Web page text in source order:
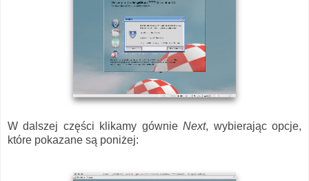
W dalszej części klikamy gównieNext, wybierając opcje,
które pokazane są poniżej: